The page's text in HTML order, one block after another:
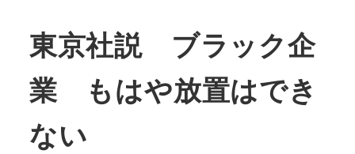
東京社説 ブラック企
業 もはや放置はでき
ない